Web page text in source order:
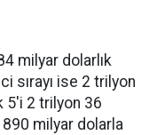
milyar dolarlık
sırayı ise 2 trilyon
5'i 2 trilyon 36
milyar dolarla